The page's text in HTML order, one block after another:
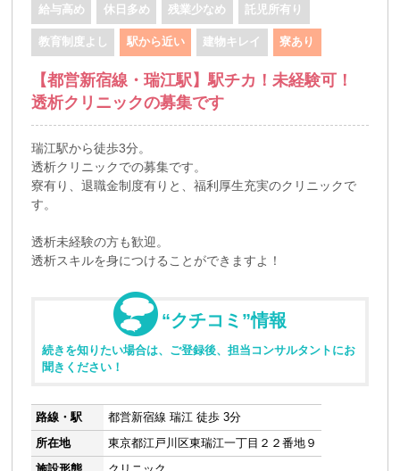
給与高め 休日多め 残業少なめ 託児所有り
教育制度よし 駅から近い 建物キレイ 寮あり
【都営新宿線・瑞江駅】駅チカ！未経験可！
透析クリニックの募集です
瑞江駅から徒歩3分。
透析クリニックでの募集です。
寮有り、退職金制度有りと、福利厚生充実のクリニックで
す。
透析未経験の方も歓迎。
透析スキルを身につけることができますよ！
“クチコミ”情報
続きを知りたい場合は、ご登録後、担当コンサルタントにお
聞きください！
路線・駅
都営新宿線 瑞江 徒歩 3分
所在地
東京都江戸川区東瑞江一丁目２２番地９